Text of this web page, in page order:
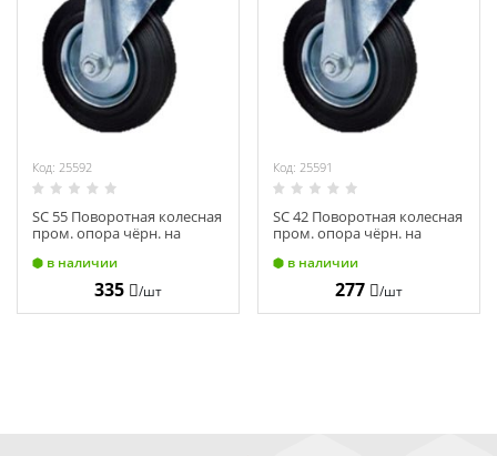
Код: 25592
SС 55 Поворотная колесная
пром. опора чёрн. на
в наличии
335 /шт
Код: 25591
SС 42 Поворотная колесная
пром. опора чёрн. на
в наличии
277 /шт